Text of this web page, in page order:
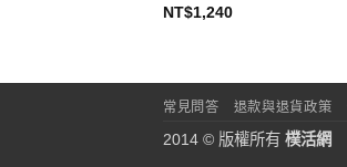
NT$1,240
常見問答 退款與退貨政策
2014 © 版權所有 樸活網